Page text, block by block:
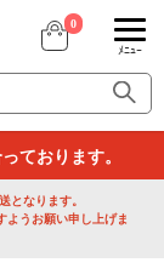
0
ﾒﾆｭｰ
ております。
となります。
ようお願い申し上げま